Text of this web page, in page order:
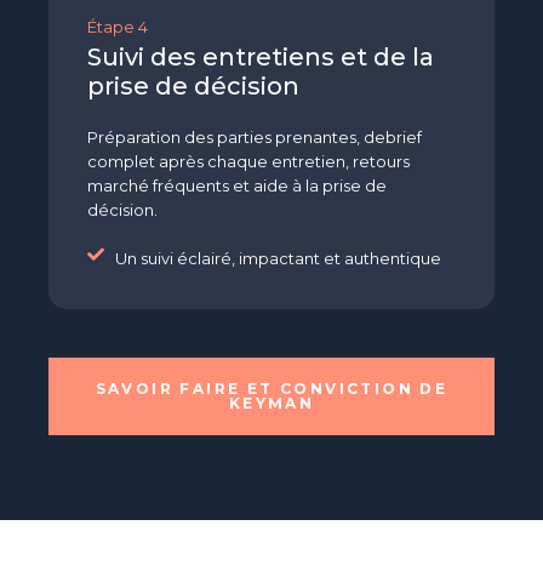
Étape 4
Suivi des entretiens et de la
prise de décision
Préparation des parties prenantes, debrief
complet après chaque entretien, retours
marché fréquents et aide à la prise de
décision.
Un suivi éclairé, impactant et authentique
SAVOIR FAIRE ET CONVICTION DE
KEYMAN